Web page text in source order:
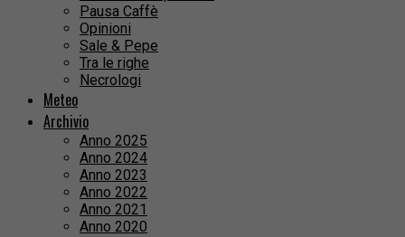
Pausa Caffè
Opinioni
Sale & Pepe
Tra le righe
Necrologi
Meteo
Archivio
Anno 2025
Anno 2024
Anno 2023
Anno 2022
Anno 2021
Anno 2020